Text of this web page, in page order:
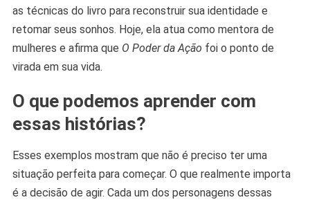
as técnicas do livro para reconstruir sua identidade e
retomar seus sonhos. Hoje, ela atua como mentora de
mulheres e afirma que O Poder da Ação foi o ponto de
virada em sua vida.
O que podemos aprender com
essas histórias?
Esses exemplos mostram que não é preciso ter uma
situação perfeita para começar. O que realmente importa
é a decisão de agir. Cada um dos personagens dessas